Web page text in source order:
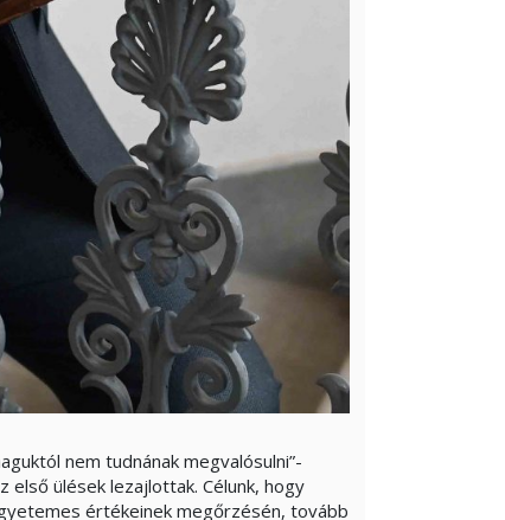
nem tudnának megvalósulni”-
ülések lezajlottak. Célunk, hogy
értékeinek megőrzésén, tovább